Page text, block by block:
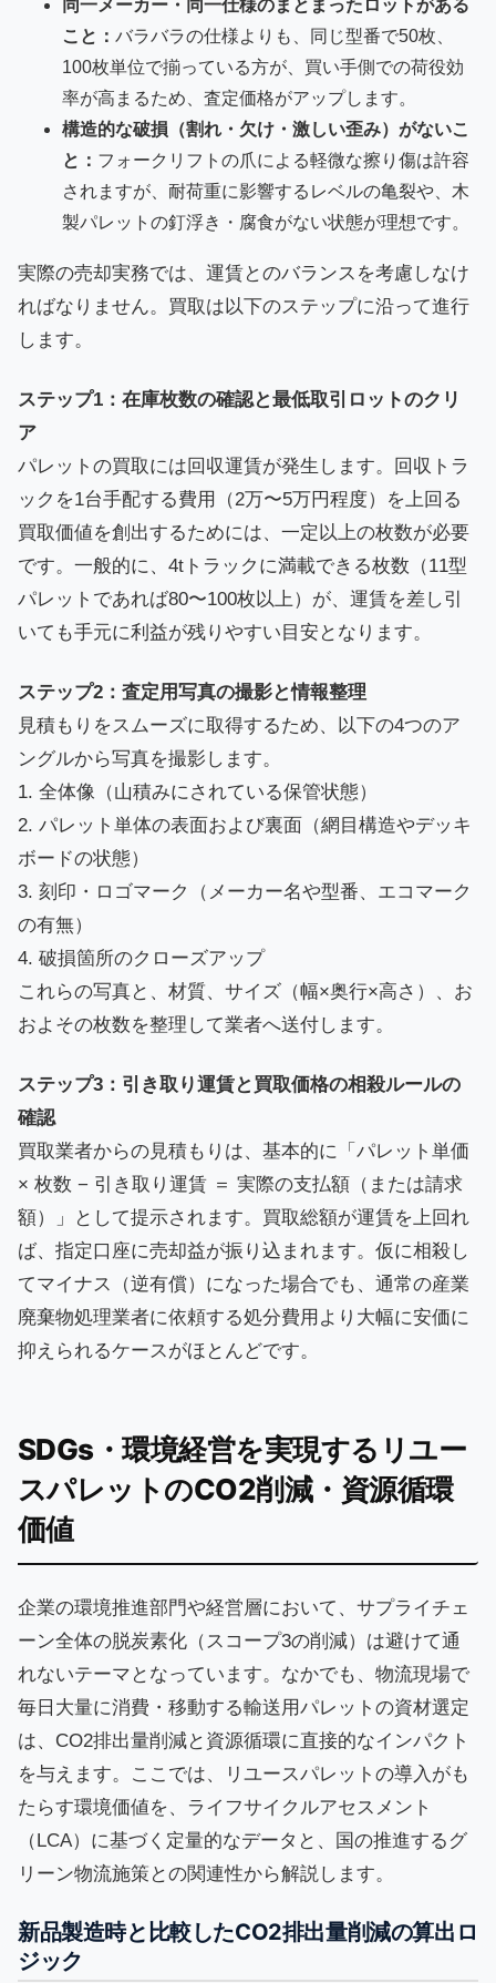
同一メーカー・同一仕様のまとまったロットがある
こと： バラバラの仕様よりも、同じ型番で50枚、
100枚単位で揃っている方が、買い手側での荷役効
率が高まるため、査定価格がアップします。
構造的な破損（割れ・欠け・激しい歪み）がないこ
と： フォークリフトの爪による軽微な擦り傷は許容
されますが、耐荷重に影響するレベルの亀裂や、木
製パレットの釘浮き・腐食がない状態が理想です。
実際の売却実務では、運賃とのバランスを考慮しなけ
ればなりません。買取は以下のステップに沿って進行
します。
ステップ1：在庫枚数の確認と最低取引ロットのクリ
ア
パレットの買取には回収運賃が発生します。回収トラ
ックを1台手配する費用（2万〜5万円程度）を上回る
買取価値を創出するためには、一定以上の枚数が必要
です。一般的に、4tトラックに満載できる枚数（11型
パレットであれば80〜100枚以上）が、運賃を差し引
いても手元に利益が残りやすい目安となります。
ステップ2：査定用写真の撮影と情報整理
見積もりをスムーズに取得するため、以下の4つのア
ングルから写真を撮影します。
1. 全体像（山積みにされている保管状態）
2. パレット単体の表面および裏面（網目構造やデッキ
ボードの状態）
3. 刻印・ロゴマーク（メーカー名や型番、エコマーク
の有無）
4. 破損箇所のクローズアップ
これらの写真と、材質、サイズ（幅×奥行×高さ）、お
およその枚数を整理して業者へ送付します。
ステップ3：引き取り運賃と買取価格の相殺ルールの
確認
買取業者からの見積もりは、基本的に「パレット単価
× 枚数 − 引き取り運賃 ＝ 実際の支払額（または請求
額）」として提示されます。買取総額が運賃を上回れ
ば、指定口座に売却益が振り込まれます。仮に相殺し
てマイナス（逆有償）になった場合でも、通常の産業
廃棄物処理業者に依頼する処分費用より大幅に安価に
抑えられるケースがほとんどです。
SDGs・環境経営を実現するリユー
スパレットのCO2削減・資源循環
価値
企業の環境推進部門や経営層において、サプライチェ
ーン全体の脱炭素化（スコープ3の削減）は避けて通
れないテーマとなっています。なかでも、物流現場で
毎日大量に消費・移動する輸送用パレットの資材選定
は、CO2排出量削減と資源循環に直接的なインパクト
を与えます。ここでは、リユースパレットの導入がも
たらす環境価値を、ライフサイクルアセスメント
（LCA）に基づく定量的なデータと、国の推進するグ
リーン物流施策との関連性から解説します。
新品製造時と比較したCO2排出量削減の算出ロ
ジック